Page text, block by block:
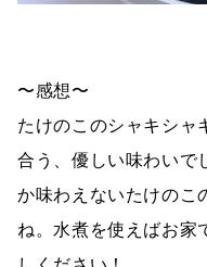
〜感想〜
たけのこのシャキシャ
合う、優しい味わいで
か味わえないたけのこ
ね。水煮を使えばお家